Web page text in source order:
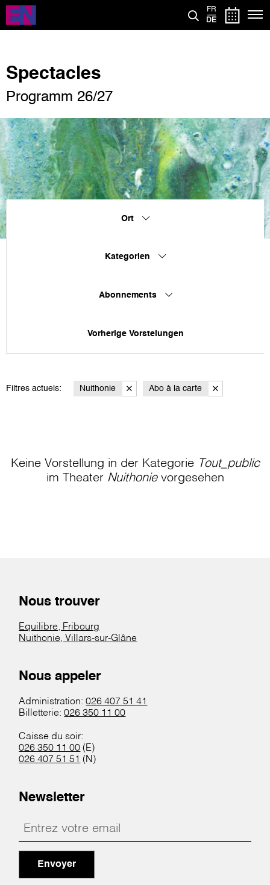
Direkt
zum
Inhalt
FR
DE
Spectacles
Programm 26/27
Ort
Kategorien
Abonnements
Vorherige Vorstelungen
Filtres actuels: Nuithonie Abo à la carte
Keine Vorstellung in der Kategorie Tout_public
im Theater Nuithonievorgesehen
Nous trouver
Equilibre, Fribourg
Nuithonie, Villars-sur-Glâne
Nous appeler
Administration:026 407 51 41
Billetterie:026 350 11 00
Caisse du soir:
026 350 11 00 (E)
026 407 51 51 (N)
Newsletter
Envoyer